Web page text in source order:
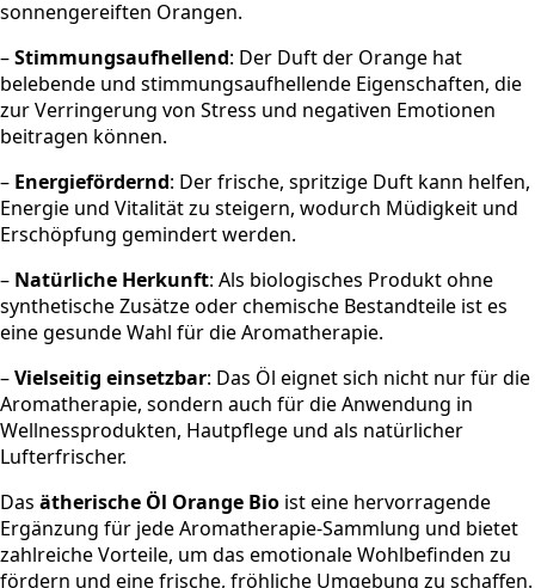
sonnengereiften Orangen.
–Stimmungsaufhellend: Der Duft der Orange hat
belebende und stimmungsaufhellende Eigenschaften, die
zur Verringerung von Stress und negativen Emotionen
beitragen können.
– Energiefördernd: Der frische, spritzige Duft kann helfen,
Energie und Vitalität zu steigern, wodurch Müdigkeit und
Erschöpfung gemindert werden.
– Natürliche Herkunft: Als biologisches Produkt ohne
synthetische Zusätze oder chemische Bestandteile ist es
eine gesunde Wahl für die Aromatherapie.
–Vielseitig einsetzbar: Das Öl eignet sich nicht nur für die
Aromatherapie, sondern auch für die Anwendung in
Wellnessprodukten, Hautpflege und als natürlicher
Lufterfrischer.
Das ätherische Öl Orange Bio ist eine hervorragende
Ergänzung für jede Aromatherapie-Sammlung und bietet
zahlreiche Vorteile, um das emotionale Wohlbefinden zu
fördern und eine frische, fröhliche Umgebung zu schaffen.